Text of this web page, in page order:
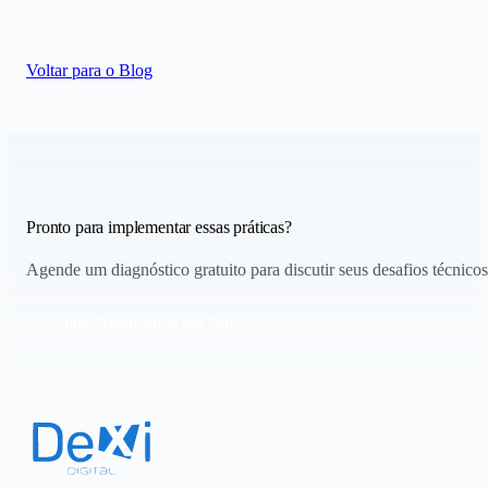
Voltar para o Blog
Pronto para implementar essas práticas?
Agende um diagnóstico gratuito para discutir seus desafios